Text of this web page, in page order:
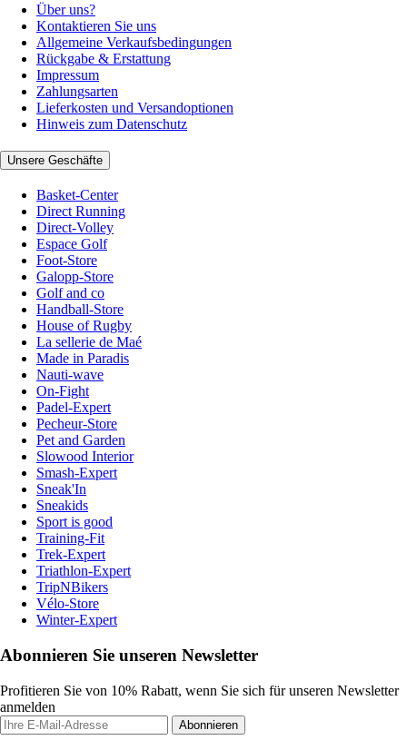
Über uns?
Kontaktieren Sie uns
Allgemeine Verkaufsbedingungen
Rückgabe & Erstattung
Impressum
Zahlungsarten
Lieferkosten und Versandoptionen
Hinweis zum Datenschutz
Unsere Geschäfte
Basket-Center
Direct Running
Direct-Volley
Espace Golf
Foot-Store
Galopp-Store
Golf and co
Handball-Store
House of Rugby
La sellerie de Maé
Made in Paradis
Nauti-wave
On-Fight
Padel-Expert
Pecheur-Store
Pet and Garden
Slowood Interior
Smash-Expert
Sneak'In
Sneakids
Sport is good
Training-Fit
Trek-Expert
Triathlon-Expert
TripNBikers
Vélo-Store
Winter-Expert
Abonnieren Sie unseren Newsletter
Profitieren Sie von 10% Rabatt, wenn Sie sich für unseren Newsletter
anmelden
Abonnieren